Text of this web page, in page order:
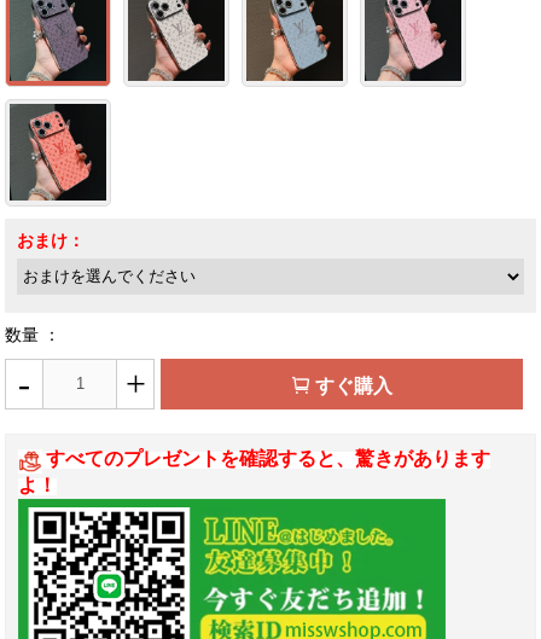
おまけ：
数量 ：
- + すぐ購入
すべてのプレゼントを確認すると、驚きがあります
よ！